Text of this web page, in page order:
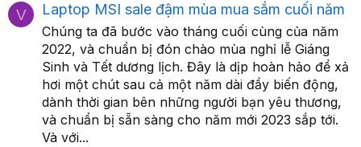
V Laptop MSI sale đậm mùa mua sắm cuối năm
Chúng ta đã bước vào tháng cuối cùng của năm
2022, và chuẩn bị đón chào mùa nghỉ lễ Giáng
Sinh và Tết dương lịch. Đây là dịp hoàn hảo để xả
hơi một chút sau cả một năm dài đầy biến động,
dành thời gian bên những người bạn yêu thương,
và chuẩn bị sẵn sàng cho năm mới 2023 sắp tới.
Và với...